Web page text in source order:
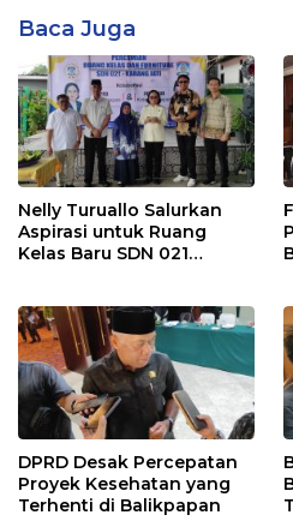
Baca Juga
Nelly Turuallo Salurkan
Aspirasi untuk Ruang
Kelas Baru SDN 021
DPRD Desak Percepatan
Proyek Kesehatan yang
Terhenti di Balikpapan